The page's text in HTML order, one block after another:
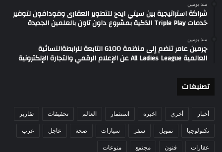
منذ يومين
شراكة استراتيجية بين سيتي ايدج للتطوير العقارى وفودافون لتوفير
خدمات Triple Play الذكية بمشروع داون تاون بالعلمين الجديدة
منذ يومين
چرمين عامر تنضم إلى منظمة G100 التابعة للرابطةالنسائية
العالمية All Ladies League عن الإعلام الرقمي والتجارة الإلكترونية
تصنيغات
أخبار أخري اخيره استثمار العالم تحقيقات تقارير
تكنولوجيا تمويل سفر سيارات صحة عاجل عرب
عقارات فنون مجتمع منوعات